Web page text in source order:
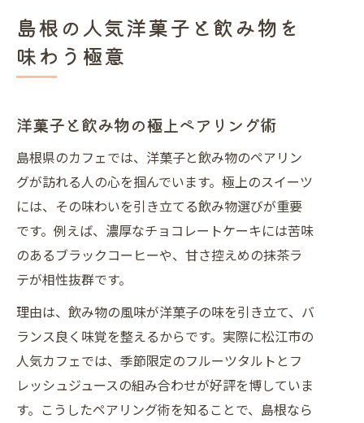
島根の人気洋菓子と飲み物を
味わう極意
洋菓子と飲み物の極上ペアリング術
島根県のカフェでは、洋菓子と飲み物のペアリン
グが訪れる人の心を掴んでいます。極上のスイーツ
には、その味わいを引き立てる飲み物選びが重要
です。例えば、濃厚なチョコレートケーキには苦味
のあるブラックコーヒーや、甘さ控えめの抹茶ラ
テが相性抜群です。
理由は、飲み物の風味が洋菓子の味を引き立て、バ
ランス良く味覚を整えるからです。実際に松江市の
人気カフェでは、季節限定のフルーツタルトとフ
レッシュジュースの組み合わせが好評を博していま
す。こうしたペアリング術を知ることで、島根なら